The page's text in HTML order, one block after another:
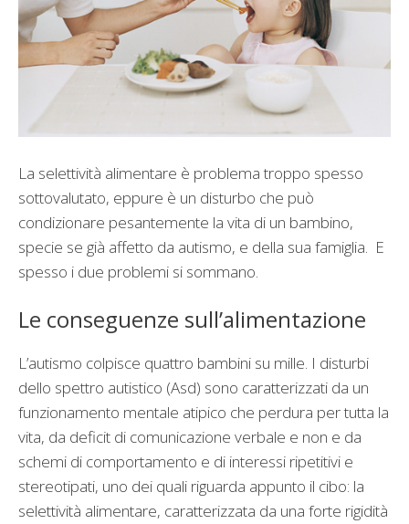
La selettività alimentare è problema troppo spesso
sottovalutato, eppure è un disturbo che può
condizionare pesantemente la vita di un bambino,
specie se già affetto da autismo, e della sua famiglia.
E
spesso i due problemi si sommano.
Le conseguenze sull’alimentazione
L’autismo colpisce quattro bambini su mille. I disturbi
dello spettro autistico (Asd) sono caratterizzati da un
funzionamento mentale atipico che perdura per tutta la
vita, da deficit di comunicazione verbale e non e da
schemi di comportamento e di interessi ripetitivi e
stereotipati, uno dei quali riguarda appunto il cibo: la
selettività alimentare, caratterizzata da una forte rigidità